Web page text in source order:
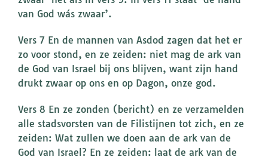
van God wás zwaar’.
Vers 7 En de mannen van Asdod zagen dat het er
zo voor stond, en ze zeiden: niet mag de ark van
de God van Israel bij ons blijven, want zijn hand
drukt zwaar op ons en op Dagon, onze god.
Vers 8 En ze zonden (bericht) en ze verzamelden
alle stadsvorsten van de Filistijnen tot zich, en ze
zeiden: Wat zullen we doen aan de ark van de
God van Israel? En ze zeiden: laat de ark van de